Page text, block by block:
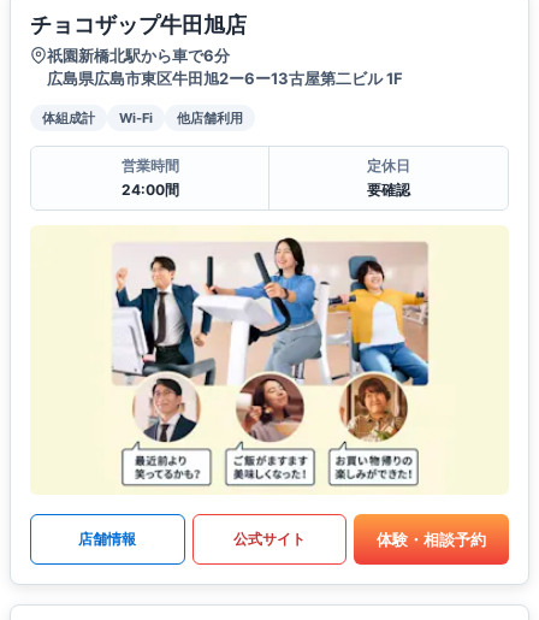
チョコザップ牛田旭店
祇園新橋北駅から車で6分
広島県広島市東区牛田旭2ー6ー13古屋第二ビル 1F
体組成計 Wi-Fi 他店舗利用
営業時間
24:00間
定休日
要確認
店舗情報 公式サイト 体験・相談予約